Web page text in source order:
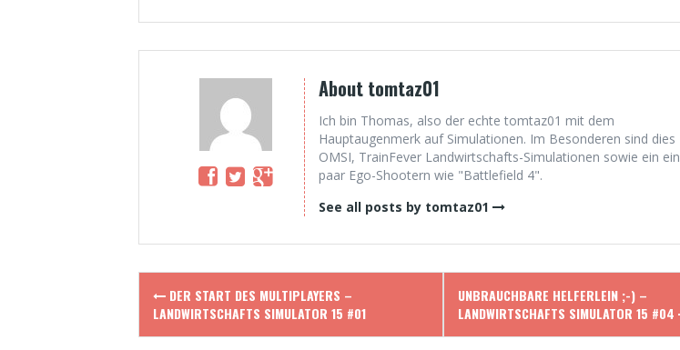
About tomtaz01
Ich bin Thomas, also der echte tomtaz01 mit dem
Hauptaugenmerk auf Simulationen. Im Besonderen sind dies
OMSI, TrainFever Landwirtschafts-Simulationen sowie ein ein
paar Ego-Shootern wie "Battlefield 4".
See all posts by tomtaz01
Post
navigation
DER START DES MULTIPLAYERS –
LANDWIRTSCHAFTS SIMULATOR 15 #01
UNBRAUCHBARE HELFERLEIN ;-) –
LANDWIRTSCHAFTS SIMULATOR 15 #04